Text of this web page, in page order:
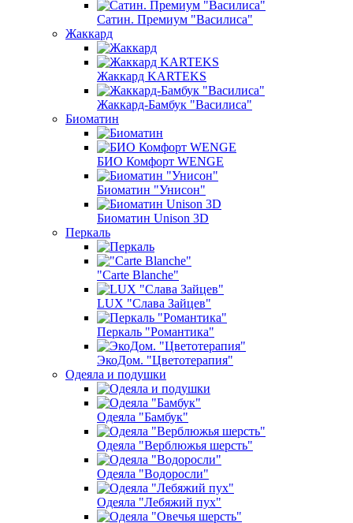
Сатин. Премиум "Василиса"
Жаккард
Жаккард KARTEKS
Жаккард-Бамбук "Василиса"
Биоматин
БИО Комфорт WENGE
Биоматин "Унисон"
Биоматин Unison 3D
Перкаль
"Carte Blanche"
LUX "Слава Зайцев"
Перкаль "Романтика"
ЭкоДом. "Цветотерапия"
Одеяла и подушки
Одеяла "Бамбук"
Одеяла "Верблюжья шерсть"
Одеяла "Водоросли"
Одеяла "Лебяжий пух"